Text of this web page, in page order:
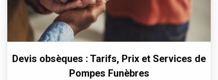
Devis obsèques : Tarifs, Prix et Services de
Pompes Funèbres